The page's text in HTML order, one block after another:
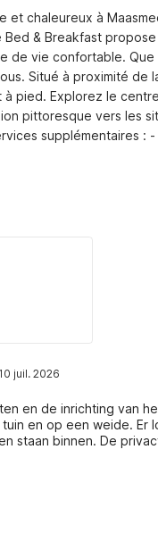
et chaleureux à
& Breakfast
de vie confortable.
Situé à proximité
pied. Explorez le
pittoresque vers les
supplémentaires :
10 juil. 2026
en de inrichting van
en op een weide.
staan binnen. De